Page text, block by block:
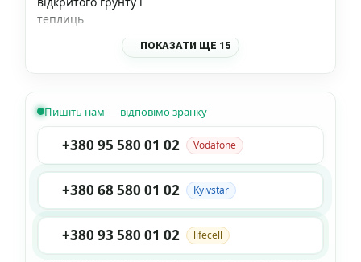
теплиць
ПОКАЗАТИ ЩЕ 15
Пишіть нам — відповімо зранку
+380 95 580 01 02 Vodafone
+380 68 580 01 02 Kyivstar
+380 93 580 01 02 lifecell